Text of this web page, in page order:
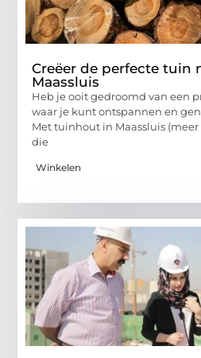
Creëer de perfecte
Maassluis
Heb je ooit gedroomd van een
waar je kunt ontspannen en
Met tuinhout in Maassluis
die
Winkelen